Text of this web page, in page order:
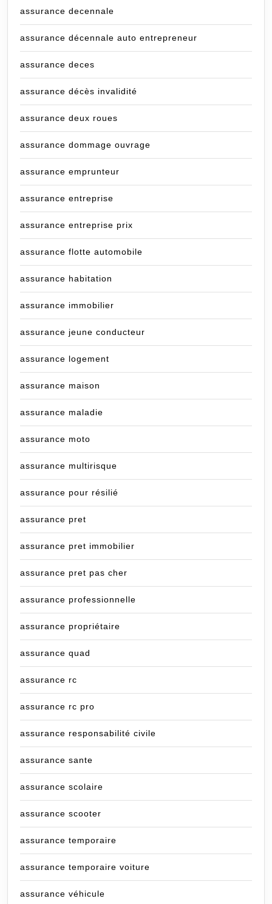
assurance decennale
assurance décennale auto entrepreneur
assurance deces
assurance décès invalidité
assurance deux roues
assurance dommage ouvrage
assurance emprunteur
assurance entreprise
assurance entreprise prix
assurance flotte automobile
assurance habitation
assurance immobilier
assurance jeune conducteur
assurance logement
assurance maison
assurance maladie
assurance moto
assurance multirisque
assurance pour résilié
assurance pret
assurance pret immobilier
assurance pret pas cher
assurance professionnelle
assurance propriétaire
assurance quad
assurance rc
assurance rc pro
assurance responsabilité civile
assurance sante
assurance scolaire
assurance scooter
assurance temporaire
assurance temporaire voiture
assurance véhicule